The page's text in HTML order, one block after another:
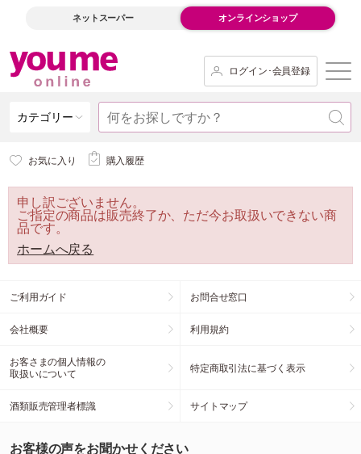
ネットスーパー オンラインショップ
ログイン･会員登録
カテゴリー
お気に入り 購入履歴
申し訳ございません。
ご指定の商品は販売終了か、ただ今お取扱いできない商
品です。
ホームへ戻る
ご利用ガイド お問合せ窓口
会社概要 利用規約
お客さまの個人情報の
取扱いについて
特定商取引法に基づく表示
酒類販売管理者標識 サイトマップ
お客様の声をお聞かせください